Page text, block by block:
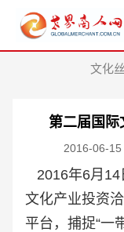
文化
第二届国际
2016-06-15
2016年6月14
文化产业投资
平台，捕捉“一